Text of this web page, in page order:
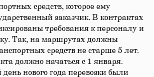
средств, которое ему
заказчик. В контрактах
требования к персоналу и
Так, на маршрутах должны
средств не старше 5 лет.
должно начаться с 1 января.
нового года перевозки были